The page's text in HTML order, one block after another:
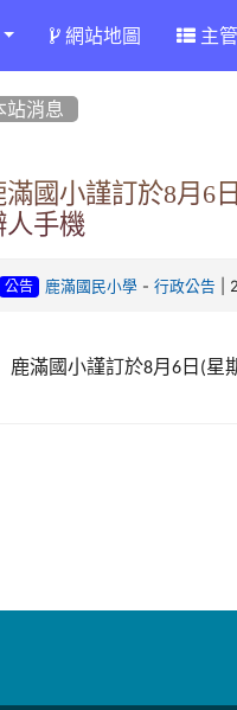
網站地圖 主
站消息
滿國小謹訂於8月6
人手機
公告 鹿滿國民小學 - 行政公告 |
鹿滿國小謹訂於8月6 日 (星